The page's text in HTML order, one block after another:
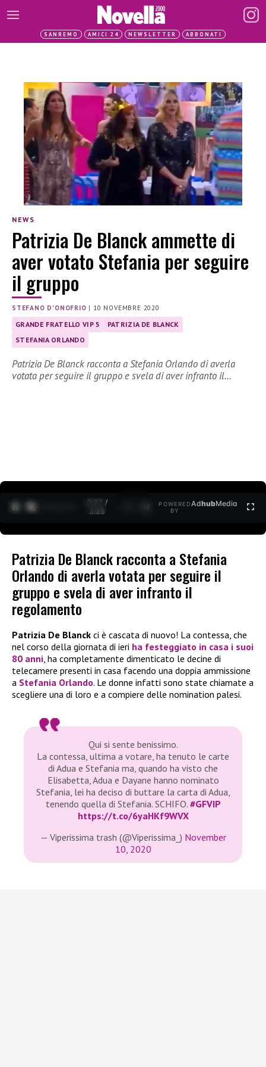
SANREMO AMICI 24 NEWSLETTER ABBONATI
NEWS
Patrizia De Blanck ammette di
aver votato Stefania per seguire
il gruppo
STEFANO D'ONOFRIO | 10 NOVEMBRE 2020
GRANDE FRATELLO VIP 5
PATRIZIA DE BLANCK
STEFANIA ORLANDO
Patrizia De Blanck racconta a Stefania Orlando di averla
votata per seguire il gruppo e svela di aver infranto il…
0:27 /
3:35
POWERED
BY
AdhubMedia
Patrizia De Blanck racconta a Stefania
Orlando di averla votata per seguire il
gruppo e svela di aver infranto il
regolamento
Patrizia De Blanck ci è cascata di nuovo! La contessa, che
nel corso della giornata di ieri ha festeggiato in casa i suoi
80 anni, ha completamente dimenticato le decine di
telecamere presenti in casa facendo una doppia ammissione
a Stefania Orlando. Le donne infatti sono state chiamate a
scegliere una di loro e a compiere delle nomination palesi.
Qui si sente benissimo.
La contessa, ultima a votare, ha tenuto le carte
di Adua e Stefania ma, quando ha visto che
Elisabetta, Adua e Dayane hanno nominato
Stefania, lei ha deciso di buttare la carta di Adua,
tenendo quella di Stefania. SCHIFO. #GFVIP
https://t.co/6yaHKf9WVX
— Viperissima trash (@Viperissima_) November
10, 2020